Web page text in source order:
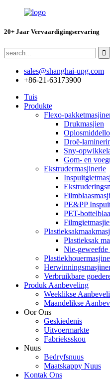
20+ Jaar Vervaardigingservaring
sales@shanghai-upg.com
+86-21-63173900
Tuis
Produkte
Flexo-
Drukmasjien
Droë-
Sny-
Gom- en
Ekstrudermasjinerie
PE&PP
PET-
Plastieksak
Nie-geweefde
Verbruikbare
Produk Aanbeveling
Weeklikse
Maandelikse
Oor Ons
Geskiedenis
Uitvoermarkte
Fabrieksskou
Nuus
Bedryfsnuus
Maatskappy Nuus
Kontak Ons